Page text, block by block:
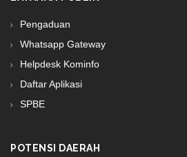
Pengaduan
Whatsapp Gateway
Helpdesk Kominfo
Daftar Aplikasi
SPBE
POTENSI DAERAH